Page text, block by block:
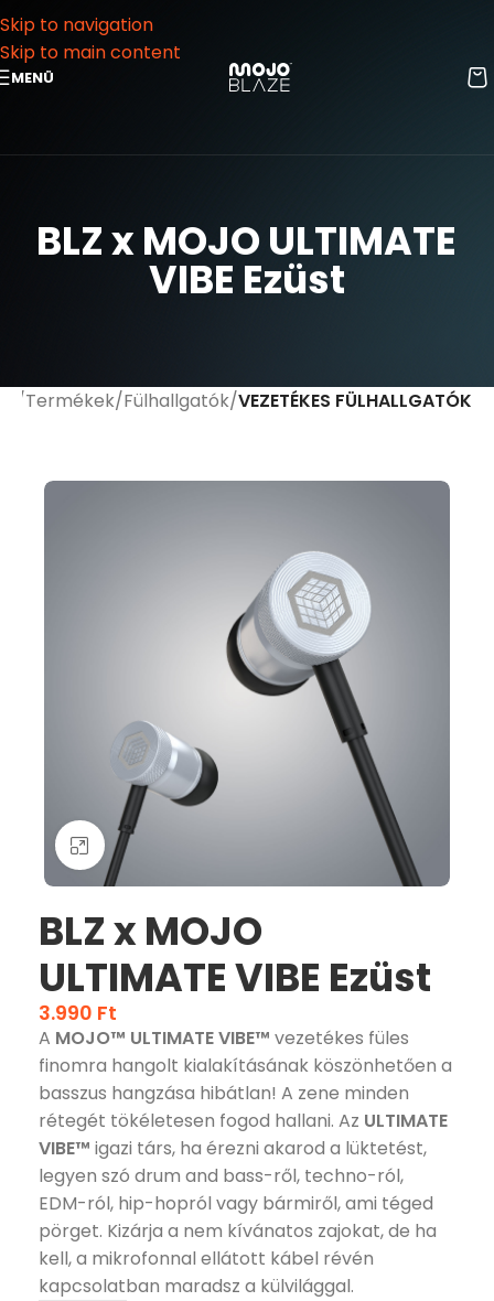
Skip to navigation
Skip to main content
MENÜ
BLZ x MOJO ULTIMATE
VIBE Ezüst
Termékek Fülhallgatók VEZETÉKES FÜLHALLGATÓK
Nagyításhoz kattints ide
BLZ x MOJO
ULTIMATE VIBE Ezüst
3.990 Ft
A MOJO™ ULTIMATE VIBE™ vezetékes füles
finomra hangolt kialakításának köszönhetően a
basszus hangzása hibátlan! A zene minden
rétegét tökéletesen fogod hallani. Az ULTIMATE
VIBE™ igazi társ, ha érezni akarod a lüktetést,
legyen szó drum and bass-ről, techno-ról,
EDM-ról, hip-hopról vagy bármiről, ami téged
pörget. Kizárja a nem kívánatos zajokat, de ha
kell, a mikrofonnal ellátott kábel révén
kapcsolatban maradsz a külvilággal.